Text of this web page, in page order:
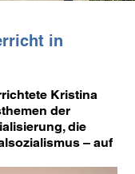
in
Kristina
der
die
– auf